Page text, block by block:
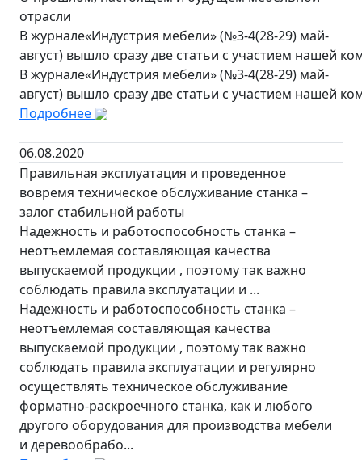
отрасли
В журнале«Индустрия мебели» (№3-4(28-29) май-
август) вышло сразу две статьи с участием нашей
В журнале«Индустрия мебели» (№3-4(28-29) май-
август) вышло сразу две статьи с участием нашей
Подробнее
06.08.2020
Правильная эксплуатация и проведенное
вовремя техническое обслуживание станка –
залог стабильной работы
Надежность и работоспособность станка –
неотъемлемая составляющая качества
выпускаемой продукции , поэтому так важно
соблюдать правила эксплуатации и ...
Надежность и работоспособность станка –
неотъемлемая составляющая качества
выпускаемой продукции , поэтому так важно
соблюдать правила эксплуатации и регулярно
осуществлять техническое обслуживание
форматно-раскроечного станка, как и любого
другого оборудования для производства мебели
и деревообрабо...